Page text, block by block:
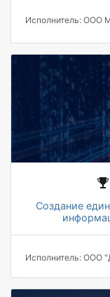
1 месяц на
Исполнитель: ООО
Создание
до 50 - 70%
времени на
не более 30
Исполнитель: ООО